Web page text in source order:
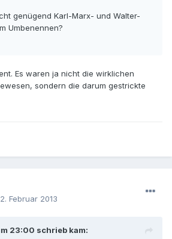
genügend Karl-Marx- und Walter-
Umbenennen?
Es waren ja nicht die wirklichen
sondern die darum gestrickte
Februar 2013
23:00 schrieb kam: